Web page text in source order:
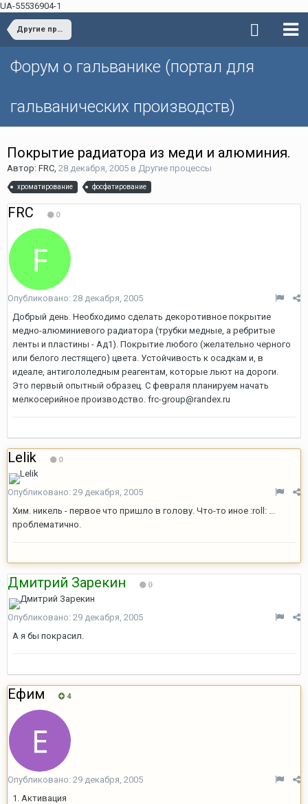
UA-55536904-1
Другие процессы
Форум о гальванике (портал для
гальванических производств)
Покрытие радиатора из меди и алюминия.
Автор: FRC, 28 декабря, 2005 в Другие процессы
хроматирование фосфатирование
FRC 0
Опубликовано: 28 декабря, 2005
Добрый день. Необходимо сделать декоротивное покрытие
медно-алюминиевого радиатора (трубки медные, а ребритые
ленты и пластины - Ад1). Покрытие любого (желательно черного
или белого лестящего) цвета. Устойчивость к осадкам и, в
идеале, антигололедным реагентам, которые льют на дороги.
Это первый опытный образец. С февраля планируем начать
мелкосерийное производство. frc-group@randex.ru
Lelik 0
Опубликовано: 29 декабря, 2005
Хим. никель - первое что пришло в голову. Что-то иное :roll: ...
проблематично.
Дмитрий Зарекин 0
Опубликовано: 29 декабря, 2005
А я бы покрасил.
Ефим 4
Опубликовано: 29 декабря, 2005
1. Активация